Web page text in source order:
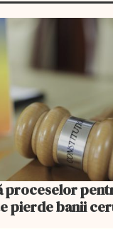
proceselor
pierde banii